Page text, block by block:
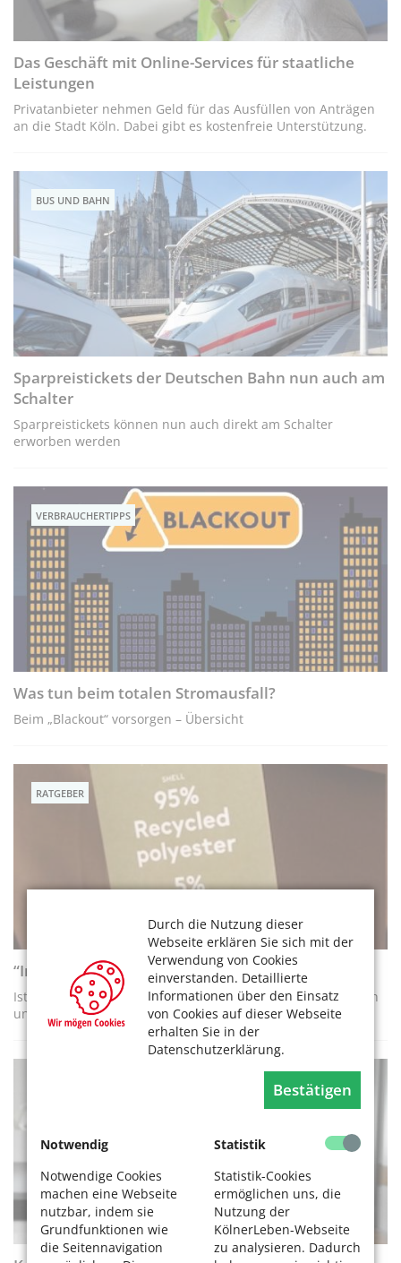
Durch die Nutzung dieser
Webseite erklären Sie sich mit der
Verwendung von Cookies
einverstanden. Detaillierte
Informationen über den Einsatz
von Cookies auf dieser Webseite
erhalten Sie in der
Datenschutzerklärung.
Bestätigen
Notwendig
Notwendige Cookies
machen eine Webseite
nutzbar, indem sie
Grundfunktionen wie
die Seitennavigation
Statistik
Statistik-Cookies
ermöglichen uns, die
Nutzung der
KölnerLeben-Webseite
zu analysieren. Dadurch
Das Geschäft mit Online-Services für staatliche
Leistungen
Privatanbieter nehmen Geld für das Ausfüllen von Anträgen
an die Stadt Köln. Dabei gibt es kostenfreie Unterstützung.
BUS UND BAHN
Sparpreistickets der Deutschen Bahn nun auch am
Schalter
Sparpreistickets können nun auch direkt am Schalter
erworben werden
VERBRAUCHERTIPPS
Was tun beim totalen Stromausfall?
Beim „Blackout“ vorsorgen – Übersicht
RATGEBER
“In mir steckt eine Flasche“-Kleidung
Ist Kleidung aus recycelten Plastikflaschen umweltfreundlich
und nachhaltig?